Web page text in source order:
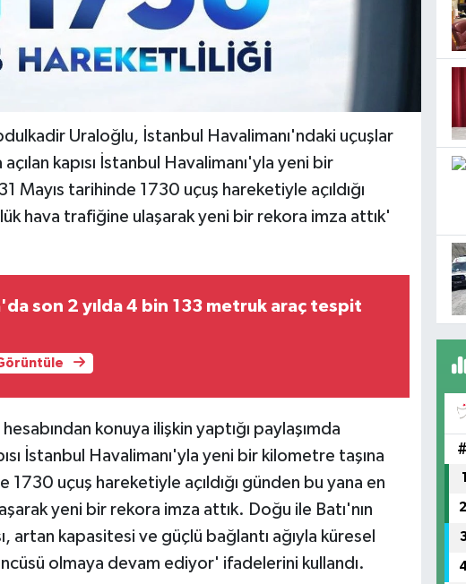
Uraloğlu, İstanbul Havalimanı'ndaki uçuşlar
kapısı İstanbul Havalimanı'yla yeni bir
Mayıs tarihinde 1730 uçuş hareketiyle açıldığı
hava trafiğine ulaşarak yeni bir rekora imza attık'
son 2 yılda 4 bin 133 metruk araç tespit
konuya ilişkin yaptığı paylaşımda
İstanbul Havalimanı'yla yeni bir kilometre taşına
1730 uçuş hareketiyle açıldığı günden bu yana en
yeni bir rekora imza attık. Doğu ile Batı'nın
artan kapasitesi ve güçlü bağlantı ağıyla küresel
olmaya devam ediyor' ifadelerini kullandı.
#
1
2